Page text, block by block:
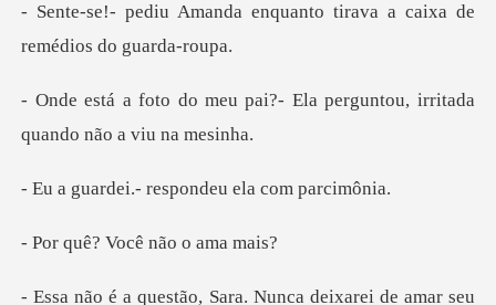
enquanto tirava a caixa de
i?- Ela perguntou, irritada
- respondeu ela
Você não